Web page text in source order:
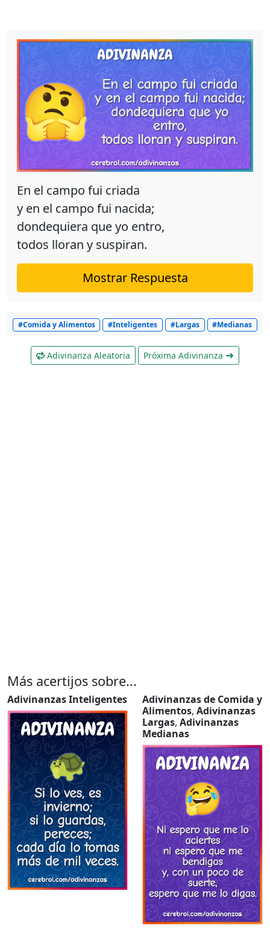
En el campo fui criada
y en el campo fui nacida;
dondequiera que yo entro,
todos lloran y suspiran.
Mostrar Respuesta
#Comida y Alimentos #Inteligentes #Largas #Medianas
Adivinanza Aleatoria Próxima Adivinanza
Más acertijos sobre...
Adivinanzas Inteligentes
Adivinanzas de Comida y
Alimentos, Adivinanzas
Largas, Adivinanzas
Medianas